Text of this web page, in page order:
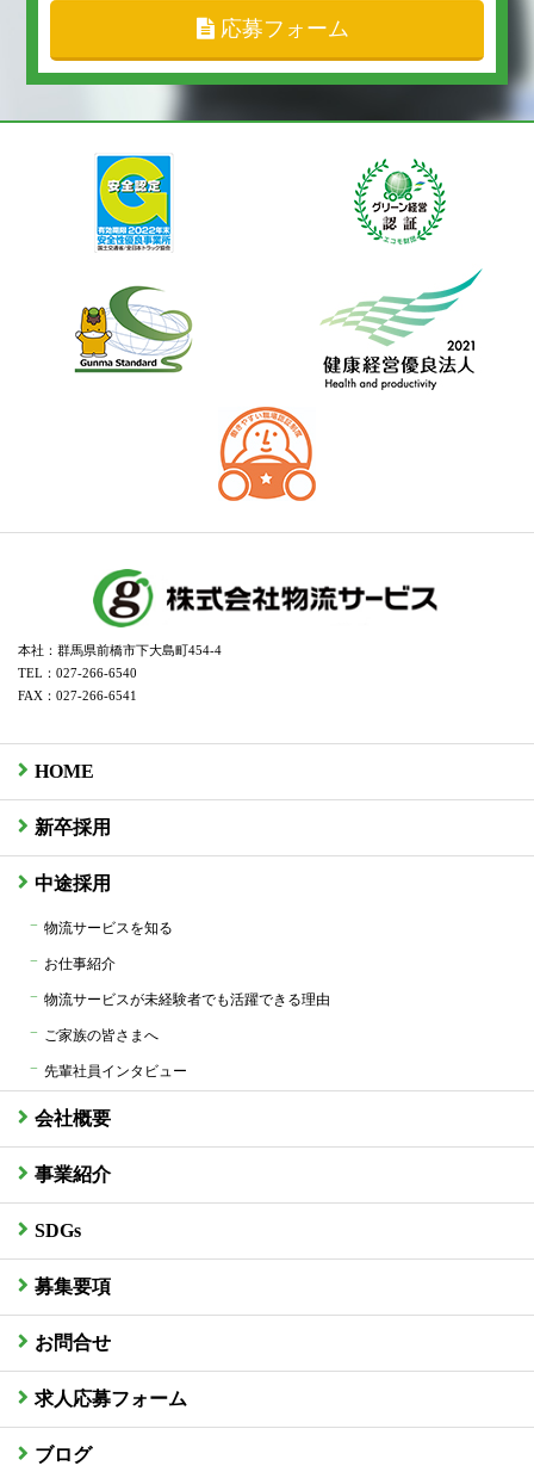
応募フォーム
本社：群馬県前橋市下大島町454-4
TEL：027-266-6540
FAX：027-266-6541
HOME
新卒採用
中途採用
物流サービスを知る
お仕事紹介
物流サービスが未経験者でも活躍できる理由
ご家族の皆さまへ
先輩社員インタビュー
会社概要
事業紹介
SDGs
募集要項
お問合せ
求人応募フォーム
ブログ